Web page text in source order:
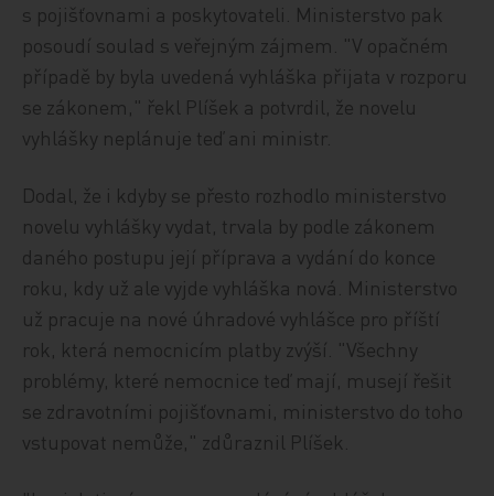
s pojišťovnami a poskytovateli. Ministerstvo pak
posoudí soulad s veřejným zájmem. "V opačném
případě by byla uvedená vyhláška přijata v rozporu
se zákonem," řekl Plíšek a potvrdil, že novelu
vyhlášky neplánuje teď ani ministr.
Dodal, že i kdyby se přesto rozhodlo ministerstvo
novelu vyhlášky vydat, trvala by podle zákonem
daného postupu její příprava a vydání do konce
roku, kdy už ale vyjde vyhláška nová. Ministerstvo
už pracuje na nové úhradové vyhlášce pro příští
rok, která nemocnicím platby zvýší. "Všechny
problémy, které nemocnice teď mají, musejí řešit
se zdravotními pojišťovnami, ministerstvo do toho
vstupovat nemůže," zdůraznil Plíšek.